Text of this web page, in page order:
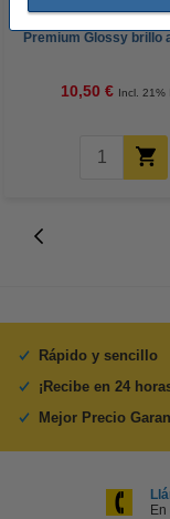
123tinta Papel
Premium Glossy brillo
10,50 € Incl. 21%
Rápido y sencillo
¡Recibe en 24
Mejor Precio
En